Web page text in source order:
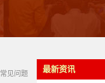
最新资讯
常见问题